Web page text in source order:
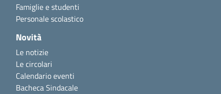
Famiglie e studenti
Personale scolastico
Novità
Le notizie
Le circolari
Calendario eventi
Bacheca Sindacale